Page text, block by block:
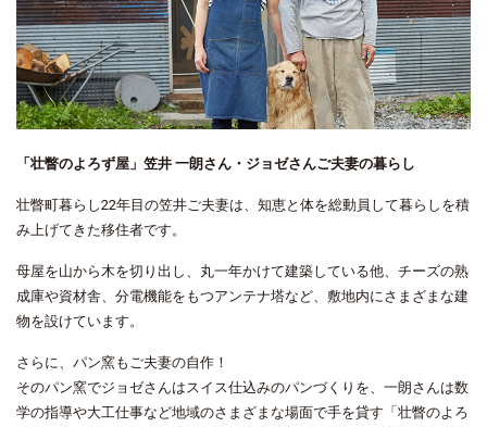
「壮瞥のよろず屋」笠井 一朗さん・ジョゼさんご夫妻の暮らし
壮瞥町暮らし22年目の笠井ご夫妻は、知恵と体を総動員して暮らしを積
み上げてきた移住者です。
母屋を山から木を切り出し、丸一年かけて建築している他、チーズの熟
成庫や資材舎、分電機能をもつアンテナ塔など、敷地内にさまざまな建
物を設けています。
さらに、パン窯もご夫妻の自作！
そのパン窯でジョゼさんはスイス仕込みのパンづくりを、一朗さんは数
学の指導や大工仕事など地域のさまざまな場面で手を貸す「壮瞥のよろ